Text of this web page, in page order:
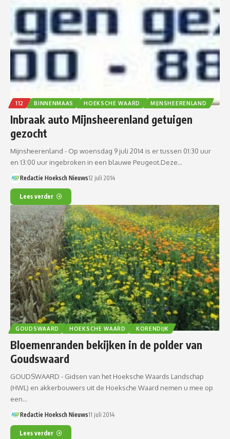
112 BINNENMAAS HOEKSCHE WAARD MIJNSHEERENLAND
Inbraak auto Mijnsheerenland getuigen
gezocht
Mijnsheerenland - Op woensdag 9 juli 2014 is er tussen 01:30 uur
en 13:00 uur ingebroken in een blauwe Peugeot.Deze…
Redactie Hoeksch Nieuws12 juli 2014
Lees verder
GOUDSWAARD HOEKSCHE WAARD KORENDIJK
Bloemenranden bekijken in de polder van
Goudswaard
GOUDSWAARD - Gidsen van het Hoeksche Waards Landschap
(HWL) en akkerbouwers uit de Hoeksche Waard nemen u mee op
een…
Redactie Hoeksch Nieuws11 juli 2014
Lees verder